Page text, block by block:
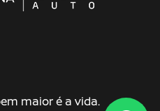
maior é a vida.